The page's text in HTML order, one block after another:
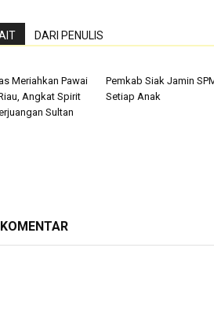
DARI PENULIS
Meriahkan Pawai
Angkat Spirit
Sultan
Pemkab Siak Jamin
Setiap Anak